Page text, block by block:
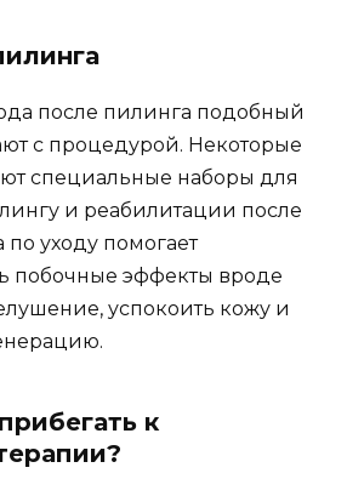
после пилинга подобный
с процедурой. Некоторые
специальные наборы для
и реабилитации после
по уходу помогает
побочные эффекты вроде
успокоить кожу и
к